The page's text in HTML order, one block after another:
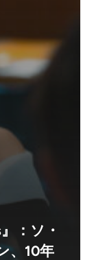
：ソ・
、10年